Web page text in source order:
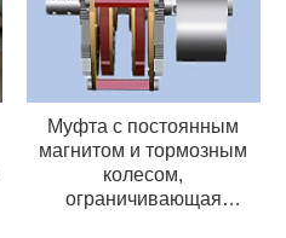
Муфта с постоянным
магнитом и тормозным
колесом,
ограничивающая